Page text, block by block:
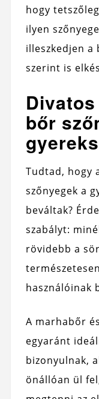
hogy
ilyen
illeszkedjen a
szerint is
bőr
Tudtad, hogy
szőnyegek a
beváltak?
szabályt:
rövidebb a
használóinak
A marhabőr
egyaránt
bizonyulnak,
önállóan ül